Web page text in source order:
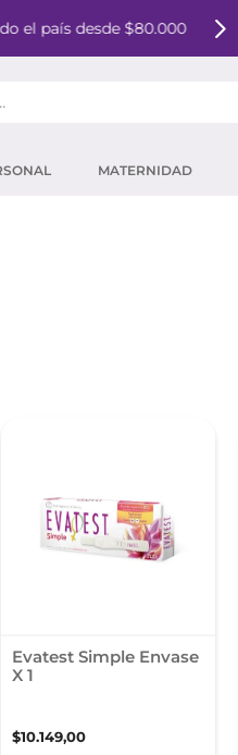
el país desde $80.000
MATERNIDAD
Evatest Simple Envase
X 1
$10.149,00